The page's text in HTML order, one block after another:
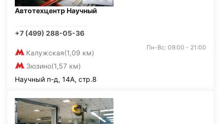
Автотехцентр Научный
+7 (499) 288-05-36
Калужская(1,09 км)
Зюзино(1,57 км)
Пн-Вс: 09:00 - 21:00
Научный п-д, 14А, стр.8